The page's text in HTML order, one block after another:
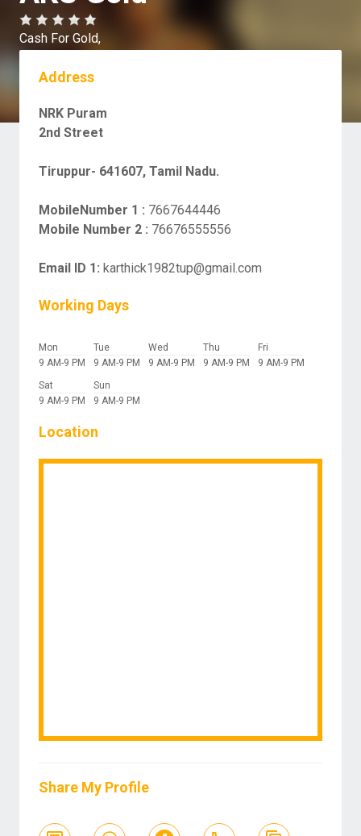
Cash For Gold,
Address
NRK Puram
2nd Street
Tiruppur- 641607, Tamil Nadu.
MobileNumber 1 : 7667644446
Mobile Number 2 : 76676555556
Email ID 1: karthick1982tup@gmail.com
Working Days
Mon
9 AM-9 PM
Tue
9 AM-9 PM
Wed
9 AM-9 PM
Thu
9 AM-9 PM
Fri
9 AM-9 PM
Sat
9 AM-9 PM
Sun
9 AM-9 PM
Location
Share My Profile